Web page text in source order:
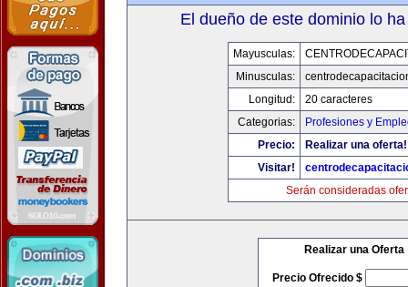
El dueño de este dominio lo
Mayusculas:
Minusculas:
Longitud:
20 caracteres
Categorias:
Profesiones y
Precio:
Realizar una oferta!
Visitar!
Serán consideradas
Realizar una Oferta
Precio Ofrecido $